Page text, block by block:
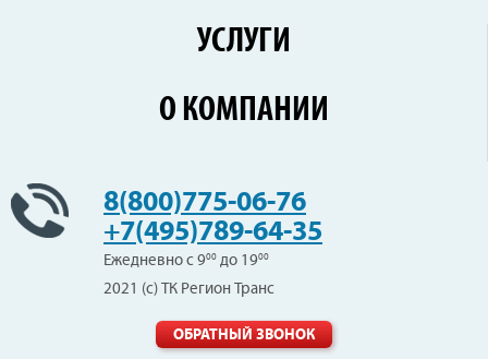
УСЛУГИ
Железнодорожные перевозки
Негабаритные перевозки
О КОМПАНИИ
Клиенты
Вопрос-Ответ
Отзывы
Вакансии
Контакты
8(800)775-06-76
+7(495)789-64-35
Ежедневно с 900 до 1900
2021 (с) ТК Регион Транс
ОБРАТНЫЙ ЗВОНОК